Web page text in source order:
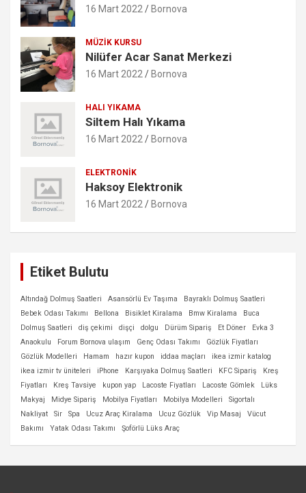
16 Mart 2022 Bornova
MÜZIK KURSU
Nilüfer Acar Sanat Merkezi
16 Mart 2022 Bornova
HALI YIKAMA
Siltem Halı Yıkama
16 Mart 2022 Bornova
ELEKTRONIK
Haksoy Elektronik
16 Mart 2022 Bornova
Etiket Bulutu
Altındağ Dolmuş Saatleri Asansörlü Ev Taşıma
Bayraklı Dolmuş Saatleri
Bebek Odası Takımı
Bellona Bisiklet Kiralama Bmw Kiralama
Buca
Dolmuş Saatleri
diş çekimi dişçi dolgu Dürüm Sipariş Et Döner
Evka 3
Anaokulu
Forum Bornova ulaşım Genç Odası Takımı
Gözlük Fiyatları
Gözlük Modelleri
Hamam hazır kupon iddaa maçları
ikea izmir katalog
ikea izmir tv üniteleri
iPhone Karşıyaka Dolmuş Saatleri KFC Sipariş
Kreş
Fiyatları
Kreş Tavsiye kupon yap Lacoste Fiyatları Lacoste Gömlek
Lüks
Makyaj
Midye Sipariş Mobilya Fiyatları Mobilya Modelleri
Sigortalı
Nakliyat
Sir Spa Ucuz Araç Kiralama Ucuz Gözlük Vip Masaj
Vücut
Bakımı
Yatak Odası Takımı Şoförlü Lüks Araç